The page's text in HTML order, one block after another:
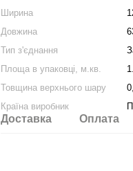
Ширина
Довжина
Тип з'єднання
Площа в упаковці, м.кв.
Товщина верхнього шару
Країна виробник
Доставка Оплата